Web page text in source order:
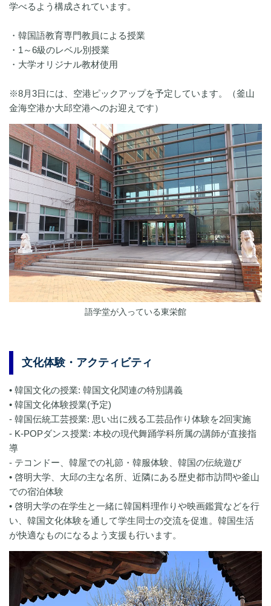
学べるよう構成されています。
・韓国語教育専門教員による授業
・1～6級のレベル別授業
・大学オリジナル教材使用
※8月3日には、空港ピックアップを予定しています。（釜山
金海空港か大邱空港へのお迎えです）
語学堂が入っている東栄館
文化体験・アクティビティ
• 韓国文化の授業: 韓国文化関連の特別講義
• 韓国文化体験授業(予定)
- 韓国伝統工芸授業: 思い出に残る工芸品作り体験を2回実施
- K-POPダンス授業: 本校の現代舞踊学科所属の講師が直接指
導
- テコンドー、韓屋での礼節・韓服体験、韓国の伝統遊び
• 啓明大学、大邱の主な名所、近隣にある歴史都市訪問や釜山
での宿泊体験
• 啓明大学の在学生と一緒に韓国料理作りや映画鑑賞などを行
い、韓国文化体験を通して学生同士の交流を促進。韓国生活
が快適なものになるよう支援も行います。